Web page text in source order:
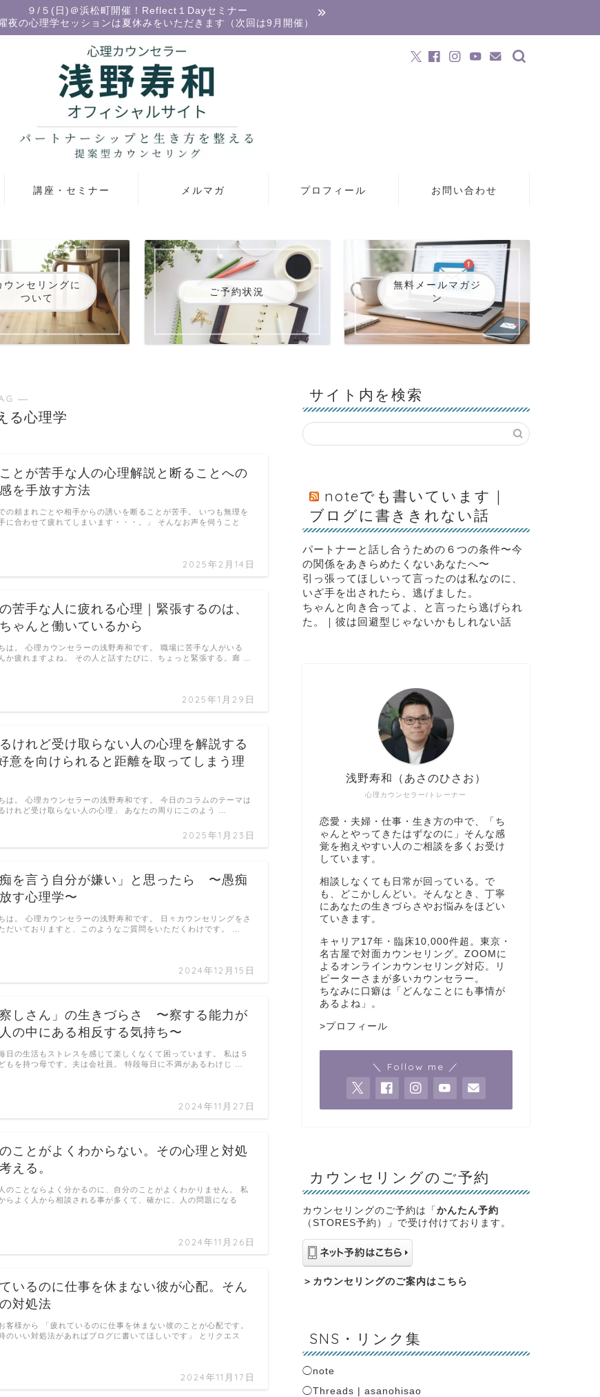
９/５(日)＠浜松町開催！Reflect１Dayセミナー
夜の心理学セッションは夏休みをいただきます（次回は9月開催）
講座・セミナー メルマガ プロフィール お問い合わせ
ウンセリングに
ついて
ご予約状況
無料メールマガジ
ン
―
る心理学
とが苦手な人の心理解説と断ることへの
を手放す方法
2025年2月14日
での頼まれごとや相手からの誘いを断ることが苦手。 いつも無理を
に合わせて疲れてしまいます・・・。」 そんなお声を伺うこと
苦手な人に疲れる心理｜緊張するのは、
ゃんと働いているから
2025年1月29日
は。 心理カウンセラーの浅野寿和です。 職場に苦手な人がいる
か疲れますよね。 その人と話すたびに、ちょっと緊張する。廊 …
けれど受け取らない人の心理を解説する
意を向けられると距離を取ってしまう理
2025年1月23日
は。 心理カウンセラーの浅野寿和です。 今日のコラムのテーマは
るけれど受け取らない人の心理」 あなたの周りにこのよう …
痴を言う自分が嫌い」と思ったら 〜愚痴
す心理学〜
2024年12月15日
は。 心理カウンセラーの浅野寿和です。 日々カウンセリングをさ
だいておりますと、このようなご質問をいただくわけです。 …
察しさん」の生きづらさ 〜察する能力が
の中にある相反する気持ち〜
2024年11月27日
日の生活もストレスを感じて楽しくなくて困っています。 私は５
もを持つ母です。夫は会社員。 特段毎日に不満があるわけじ …
ことがよくわからない。その心理と対処
える。
2024年11月26日
のことならよく分かるのに、自分のことがよくわかりません。 私
らよく人から相談される事が多くて、確かに、人の問題になる
いるのに仕事を休まない彼が心配。そん
対処法
2024年11月17日
客様から 「疲れているのに仕事を休まない彼のことが心配です。
のいい対処法があればブログに書いてほしいです」 とリクエス
サイト内を検索
noteでも書いています｜
ブログに書ききれない話
パートナーと話し合うための６つの条件〜今
の関係をあきらめたくないあなたへ〜
引っ張ってほしいって言ったのは私なのに、
いざ手を出されたら、逃げました。
ちゃんと向き合ってよ、と言ったら逃げられ
た。｜彼は回避型じゃないかもしれない話
心理カウンセラー/トレーナー
浅野寿和（あさのひさお）
恋愛・夫婦・仕事・生き方の中で、「ち
ゃんとやってきたはずなのに」そんな感
覚を抱えやすい人のご相談を多くお受け
しています。
相談しなくても日常が回っている。で
も、どこかしんどい。そんなとき、丁寧
にあなたの生きづらさやお悩みをほどい
ていきます。
キャリア17年・臨床10,000件超。東京・
名古屋で対面カウンセリング。ZOOMに
よるオンラインカウンセリング対応。リ
ピーターさまが多いカウンセラー。
ちなみに口癖は「どんなことにも事情が
あるよね」。
>プロフィール
＼ Follow me ／
カウンセリングのご予約
カウンセリングのご予約は「 かんたん予約
（STORES予約）」で受け付けております。
＞ カウンセリングのご案内はこちら
SNS・リンク集
◯note
◯Threads | asanohisao